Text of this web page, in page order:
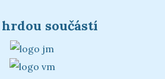
hrdou součástí